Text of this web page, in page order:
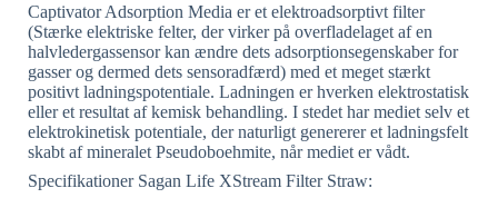
Captivator Adsorption Media er et elektroadsorptivt filter
(Stærke elektriske felter, der virker på overfladelaget af en
halvledergassensor kan ændre dets adsorptionsegenskaber for
gasser og dermed dets sensoradfærd) med et meget stærkt
positivt ladningspotentiale. Ladningen er hverken elektrostatisk
eller et resultat af kemisk behandling. I stedet har mediet selv et
elektrokinetisk potentiale, der naturligt genererer et ladningsfelt
skabt af mineralet Pseudoboehmite, når mediet er vådt.
Specifikationer Sagan Life XStream Filter Straw: